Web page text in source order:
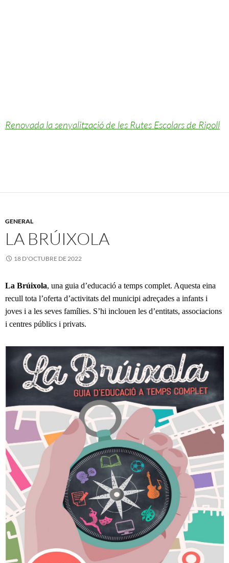
Renovada la senyalització de les Rutes Escolars de Ripoll
GENERAL
LA BRÚIXOLA
18 D'OCTUBRE DE 2022
La Brúixola, una guia d’educació a temps complet. Aquesta eina
recull tota l’oferta d’activitats del municipi adreçades a infants i
joves i a les seves famílies. S’hi inclouen les d’entitats, associacions
i centres públics i privats.